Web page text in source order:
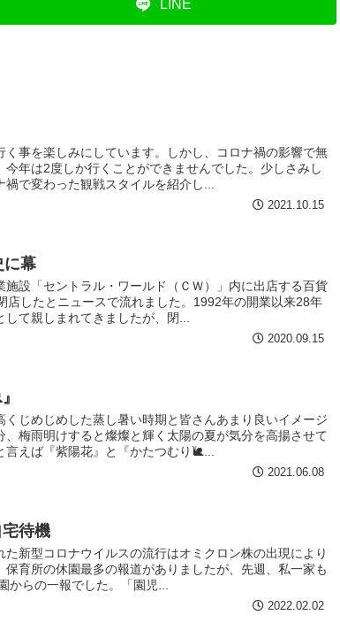
LINE
事を楽しみにしています。しかし、コロナ禍の影響で無
年は2度しか行くことができませんでした。少しさみし
で変わった観戦スタイルを紹介し...
2021.10.15
に幕
施設「セントラル・ワールド（ＣＷ）」内に出店する百貨
店したとニュースで流れました。1992年の開業以来28年
て親しまれてきましたが、閉...
2020.09.15
じめじめした蒸し暑い時期と皆さんあまり良いイメージ
梅雨明けすると燦燦と輝く太陽の夏が気分を高揚させて
えば『紫陽花』と『かたつむり🐌...
2021.06.08
待機
新型コロナウイルスの流行はオミクロン株の出現により
育所の休園最多の報道がありましたが、先週、私一家も
からの一報でした。「園児...
2022.02.02